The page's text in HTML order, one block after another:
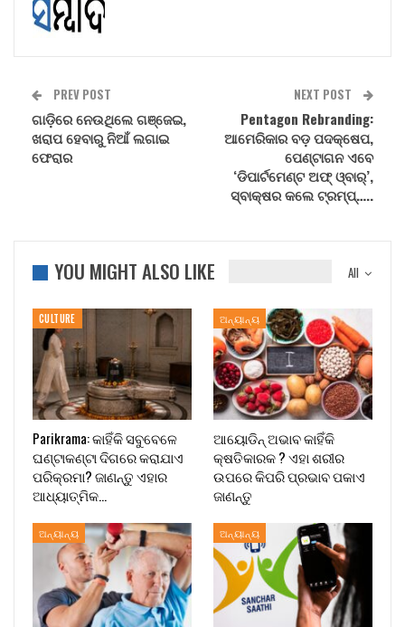
PREV POST
ଗାଡ଼ିରେ ନେଉଥିଲେ ଗଞ୍ଜେଇ,
ଖରାପ ହେବାରୁ ନିଆଁ ଲଗାଇ
ଫେରାର
NEXT POST
Pentagon Rebranding:
ଆମେରିକାର ବଡ଼ ପଦକ୍ଷେପ,
ପେଣ୍ଟାଗନ ଏବେ
‘ଡିପାର୍ଟମେଣ୍ଟ ଅଫ୍ ଓ୍ବାର୍’,
ସ୍ବାକ୍ଷର କଲେ ଟ୍ରମ୍ପ୍…..
All
YOU MIGHT ALSO LIKE
CULTURE
Parikrama: କାହିଁକି ସବୁବେଳେ
ଘଣ୍ଟାକଣ୍ଟା ଦିଗରେ କରାଯାଏ
ପରିକ୍ରମା? ଜାଣନ୍ତୁ ଏହାର
ଆଧ୍ୟାତ୍ମିକ…
ଅନ୍ୟାନ୍ୟ
ଆୟୋଡିନ୍ ଅଭାବ କାହିଁକି
କ୍ଷତିକାରକ ? ଏହା ଶରୀର
ଉପରେ କିପରି ପ୍ରଭାବ ପକାଏ
ଜାଣନ୍ତୁ
ଅନ୍ୟାନ୍ୟ ଅନ୍ୟାନ୍ୟ